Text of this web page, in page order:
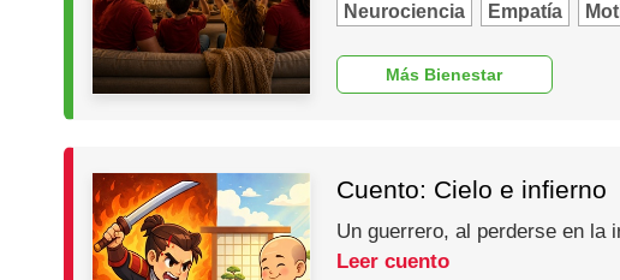
Neurociencia Empatía
Más Bienestar
Cuento: Cielo e infierno
Un guerrero, al perderse en la
Leer cuento